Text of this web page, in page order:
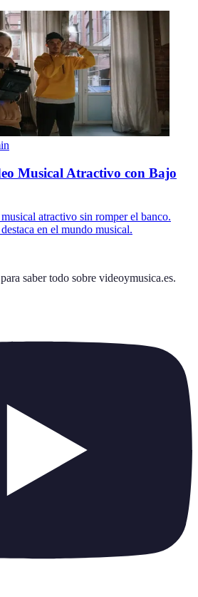
Musical Atractivo con Bajo
atractivo sin romper el banco.
en el mundo musical.
saber todo sobre videoymusica.es.